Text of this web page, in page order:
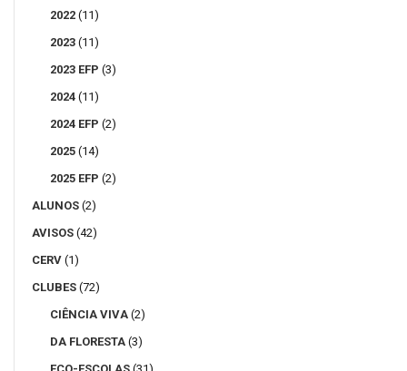
2022 (11)
2023 (11)
2023 EFP (3)
2024 (11)
2024 EFP (2)
2025 (14)
2025 EFP (2)
ALUNOS (2)
AVISOS (42)
CERV (1)
CLUBES (72)
CIÊNCIA VIVA (2)
DA FLORESTA (3)